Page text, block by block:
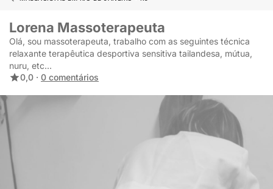
Lorena Massoterapeuta
Olá, sou massoterapeuta, trabalho com as seguintes técnica
relaxante terapêutica desportiva sensitiva tailandesa, mútua,
nuru, etc...
0,0 · 0 comentários